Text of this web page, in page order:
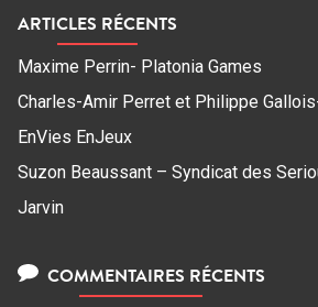
ARTICLES RÉCENTS
Maxime Perrin- Platonia Games
Charles-Amir Perret et Philippe
EnVies EnJeux
Suzon Beaussant – Syndicat des
Jarvin
COMMENTAIRES RÉCENTS